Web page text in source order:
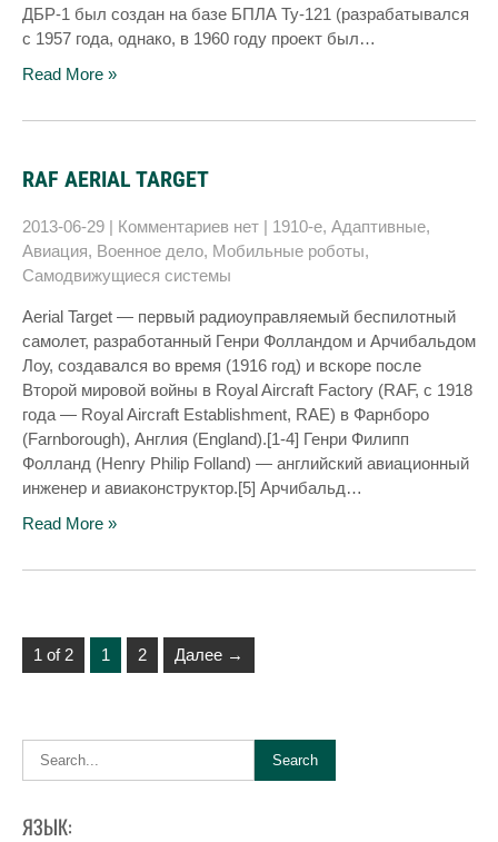
ДБР-1 был создан на базе БПЛА Ту-121 (разрабатывался
с 1957 года, однако, в 1960 году проект был…
Read More »
RAF AERIAL TARGET
2013-06-29 | Комментариев нет | 1910-е, Адаптивные,
Авиация, Военное дело, Мобильные роботы,
Самодвижущиеся системы
Aerial Target — первый радиоуправляемый беспилотный
самолет, разработанный Генри Фолландом и Арчибальдом
Лоу, создавался во время (1916 год) и вскоре после
Второй мировой войны в Royal Aircraft Factory (RAF, с 1918
года — Royal Aircraft Establishment, RAE) в Фарнборо
(Farnborough), Англия (England).[1-4] Генри Филипп
Фолланд (Henry Philip Folland) — английский авиационный
инженер и авиаконструктор.[5] Арчибальд…
Read More »
1 of 2 1 2 Далее →
ЯЗЫК: